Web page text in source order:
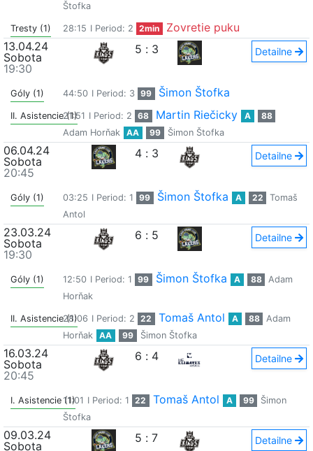
Štofka
Tresty (1) 28:15 I Period: 2 2min
Zovretie puku
13.04.24
Sobota
19:30
5 : 3 Detailne
Góly (1) 44:50 I Period: 3 99 Šimon Štofka
II. Asistencie (1)
21:51 I Period: 2 68 Martin Riečicky A
88
Adam Horňak
AA 99 Šimon Štofka
06.04.24
Sobota
20:45
4 : 3 Detailne
Góly (1) 03:25 I Period: 1 99 Šimon Štofka A 22
Tomaš
Antol
23.03.24
Sobota
19:30
6 : 5 Detailne
Góly (1) 12:50 I Period: 1 99 Šimon Štofka A 88
Adam
Horňak
II. Asistencie (1)
28:06 I Period: 2 22 Tomaš Antol A 88
Adam
Horňak
AA 99 Šimon Štofka
16.03.24
Sobota
20:45
6 : 4 Detailne
I. Asistencie (1)
11:01 I Period: 1 22 Tomaš Antol A 99
Šimon
Štofka
09.03.24
Sobota
5 : 7 Detailne